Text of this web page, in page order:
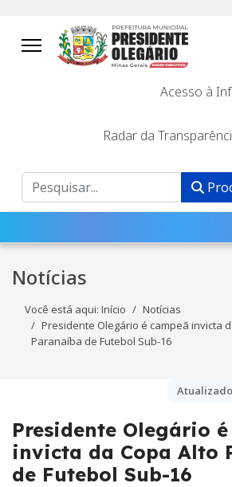
Acesso à
Radar da
Procurar
Notícias
Você está aqui: Início
Notícias
Presidente Olegário é campeã invicta
Paranaíba de Futebol Sub-16
Presidente Olegário
invicta da Copa Alto
de Futebol Sub-16